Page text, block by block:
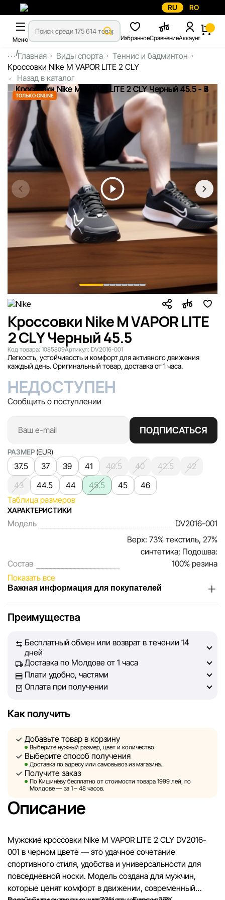
RU RO
Меню ИзбранноеСравнениеАккаунт
...Главная Виды спорта
Теннис и бадминтон
Кроссовки Nike M VAPOR LITE 2 CLY
Назад в каталог
ТОЛЬКО ONLINE
Кроссовки Nike M VAPOR LITE
2 CLY Черный 45.5
Код товара: 1085809Артикул: DV2016-001
Легкость, устойчивость и комфорт для активного движения
каждый день. Оригинальный товар, доставка от 1 часа.
НЕДОСТУПЕН
Сообщить о поступлении
ПОДПИСАТЬСЯ
РАЗМЕР (EUR)
37.5 37 39 41 40.5 40 42.5
42
43
44.5 44 45.5 45
46
Таблица размеров
ХАРАКТЕРИСТИКИ
Модель DV2016-001
Состав
Верх: 73% текстиль, 27%
синтетика; Подошва:
100% резина
Показать все
Важная информация для покупателей
наших покупателей. Каждый день мы работаем над тем,
на сайте, была максимально полной, объективной и
актуальной. Наша цель — обеспечить вас достоверной
информацией, чтобы вы смогли принять лучшее
решение о покупке.
не может гарантировать абсолютную точность всех
технических ошибок или сбоев. Мы также не отвечаем
за содержание и актуальность информации на
сторонних ресурсах, ссылки на которые могут быть
размещены на нашем сайте.
Sportlandia оставляет за собой право в одностороннем
порядке и без предварительного уведомления вносить
потребительские свойства товаров. Изображения,
представленные на сайте, являются смоделированными
и служат исключительно для иллюстрации. Общая
информация о товарах предоставляется в
ознакомительных целях.
Преимущества
Бесплатный обмен или возврат в течении 14
дней
Доставка по Молдове от 1 часа
Плати удобно, частями
Оплата при получении
Как получить
Добавьте товар в корзину
Выберите нужный размер, цвет и количество.
Выберите способ получения
Доставка по адресу или самовывоз из магазина.
Получите заказ
По Кишинёву бесплатно от стоимости товара 1999 лей, по
Молдове — за 1 – 48 часов.
Описание
Мужские кроссовки Nike M VAPOR LITE 2 CLY DV2016-
001 в черном цвете — это удачное сочетание
спортивного стиля, удобства и универсальности для
повседневной носки. Модель создана для мужчин,
которые ценят комфорт в движении, современный